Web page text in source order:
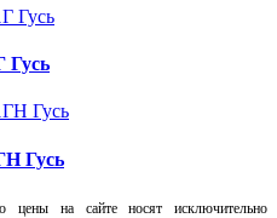
Гусь
Гусь
на сайте носят исключительно